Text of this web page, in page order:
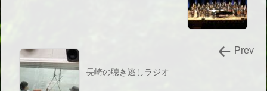
長崎の聴き逃しラジオ
Prev